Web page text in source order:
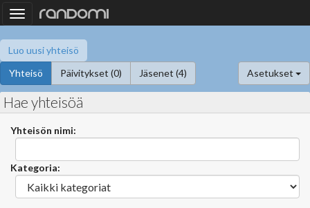
Toggle
navigation
Luo uusi yhteisö
Yhteisö
Päivitykset (0) Jäsenet (4) Asetukset
Hae yhteisöä
Yhteisön nimi:
Kategoria: